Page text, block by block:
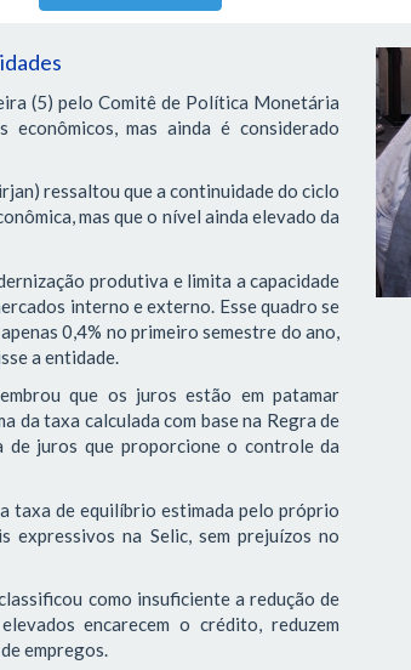
(5) pelo Comitê de Política Monetária
mas ainda é considerado
ressaltou que a continuidade do ciclo
mas que o nível ainda elevado da
produtiva e limita a capacidade
interno e externo. Esse quadro se
0,4% no primeiro semestre do ano,
a entidade.
que os juros estão em patamar
da taxa calculada com base na Regra de
de juros que proporcione o controle da
taxa de equilíbrio estimada pelo próprio
expressivos na Selic, sem prejuízos no
como insuficiente a redução de
encarecem o crédito, reduzem
empregos.